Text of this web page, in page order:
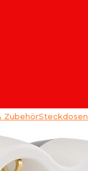
ZubehörSteckdosen